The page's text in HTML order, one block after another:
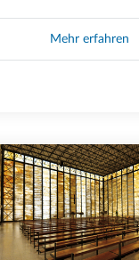
Mehr erfahren